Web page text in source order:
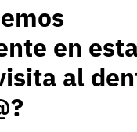
en
al